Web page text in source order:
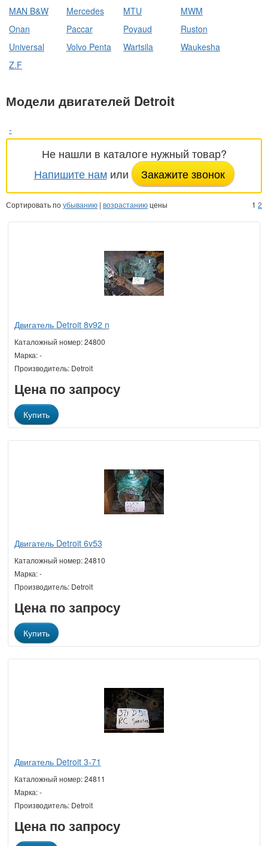
MAN B&W
Mercedes MTU
MWM
Onan
Paccar Poyaud
Ruston
Universal
Volvo Penta Wartsila
Waukesha
Z.F
Модели двигателей Detroit
-
Не нашли в каталоге нужный товар?
Напишите намили Закажите звонок
Сортировать поубыванию | возрастаниюцены 1 2
Двигатель Detroit 8v92 n
Каталожный номер: 24800
Марка: -
Производитель: Detroit
Цена по запросу
Купить
Двигатель Detroit 6v53
Каталожный номер: 24810
Марка: -
Производитель: Detroit
Цена по запросу
Купить
Двигатель Detroit 3-71
Каталожный номер: 24811
Марка: -
Производитель: Detroit
Цена по запросу